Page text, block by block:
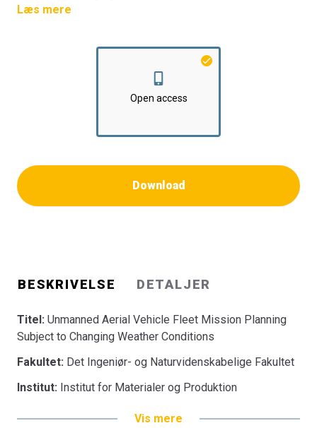
Fakultet:Det Ingeniør- og Naturvidenskabelige Fakultet
Læs mere
Open access
Download
BESKRIVELSE DETALJER
Titel: Unmanned Aerial Vehicle Fleet Mission Planning
Subject to Changing Weather Conditions
Fakultet: Det Ingeniør- og Naturvidenskabelige Fakultet
Institut: Institut for Materialer og Produktion
Vis mere